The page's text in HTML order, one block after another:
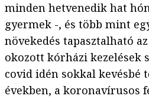
minden hetvenedik hat
gyermek -, és több mint
növekedés tapasztalható
okozott kórházi kezelések
covid idén sokkal
években, a koronavírusos